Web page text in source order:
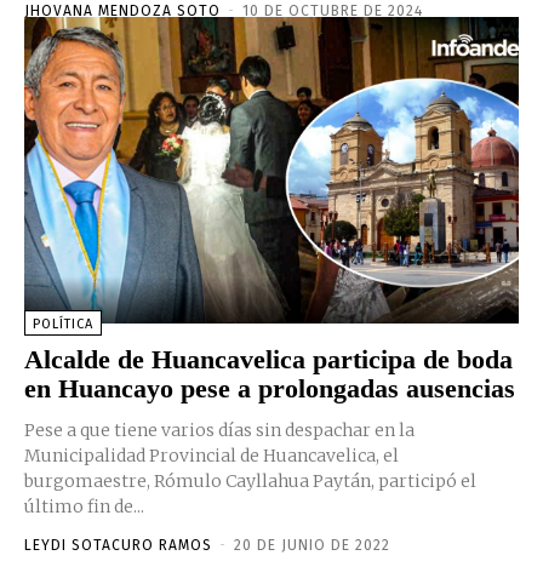
JHOVANA MENDOZA SOTO - 10 DE OCTUBRE DE 2024
POLÍTICA
Alcalde de Huancavelica participa de boda
en Huancayo pese a prolongadas ausencias
Pese a que tiene varios días sin despachar en la
Municipalidad Provincial de Huancavelica, el
burgomaestre, Rómulo Cayllahua Paytán, participó el
último fin de...
LEYDI SOTACURO RAMOS - 20 DE JUNIO DE 2022